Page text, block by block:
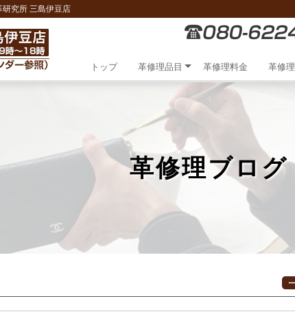
究所 三島伊豆店
トップ 革修理品目 革修理料金 革修
革修理ブログ